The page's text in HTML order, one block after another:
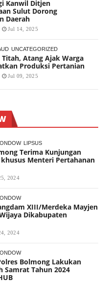
Kanwil Ditjen
Sulut Dorong
Daerah
Jul 14, 2025
UNCATEGORIZED
Atang Ajak Warga
Produksi Pertanian
Jul 09, 2025
LIPSUS
Terima Kunjungan
Menteri Pertahanan
2024
XIII/Merdeka Mayjen
Dikabupaten
2024
Bolmong Lakukan
Samrat Tahun 2024